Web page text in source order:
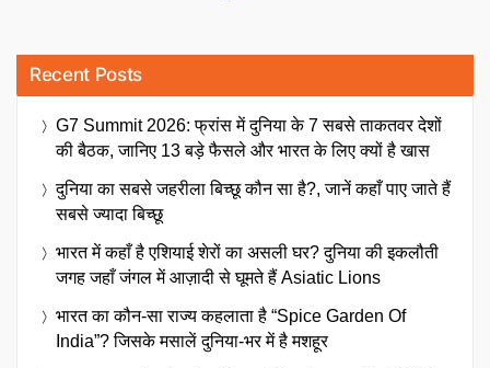
Recent Posts
G7 Summit 2026: फ्रांस में दुनिया के 7 सबसे ताकतवर देशों
की बैठक, जानिए 13 बड़े फैसले और भारत के लिए क्यों है खास
दुनिया का सबसे जहरीला बिच्छू कौन सा है?, जानें कहाँ पाए जाते हैं
सबसे ज्यादा बिच्छू
भारत में कहाँ है एशियाई शेरों का असली घर? दुनिया की इकलौती
जगह जहाँ जंगल में आज़ादी से घूमते हैं Asiatic Lions
भारत का कौन-सा राज्य कहलाता है “Spice Garden Of
India”? जिसके मसालें दुनिया-भर में है मशहूर